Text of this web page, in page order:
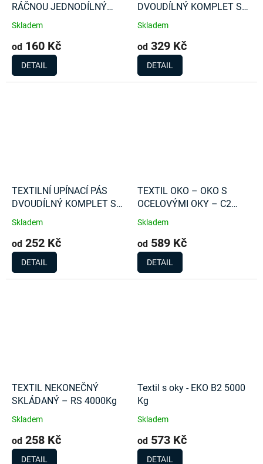
RÁČNOU JEDNODÍLNÝ
1000Kg
Skladem
od 160 Kč
DETAIL
DVOUDÍLNÝ KOMPLET S
RÁČNOU 4000Kg
Skladem
od 329 Kč
DETAIL
TEXTILNÍ UPÍNACÍ PÁS
DVOUDÍLNÝ KOMPLET S
RÁČNOU 2000Kg
Skladem
od 252 Kč
DETAIL
TEXTIL OKO – OKO S
OCELOVÝMI OKY – C2
1000Kg
Skladem
od 589 Kč
DETAIL
TEXTIL NEKONEČNÝ
SKLÁDANÝ – RS 4000Kg
Skladem
od 258 Kč
DETAIL
Textil s oky - EKO B2 5000
Kg
Skladem
od 573 Kč
DETAIL